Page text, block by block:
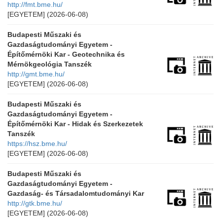
http://fmt.bme.hu/
[EGYETEM] (2026-06-08)
Budapesti Műszaki és
Gazdaságtudományi Egyetem -
Építőmérnöki Kar - Geotechnika és
Mérnökgeológia Tanszék
http://gmt.bme.hu/
[EGYETEM] (2026-06-08)
Budapesti Műszaki és
Gazdaságtudományi Egyetem -
Építőmérnöki Kar - Hidak és Szerkezetek
Tanszék
https://hsz.bme.hu/
[EGYETEM] (2026-06-08)
Budapesti Műszaki és
Gazdaságtudományi Egyetem -
Gazdaság- és Társadalomtudományi Kar
http://gtk.bme.hu/
[EGYETEM] (2026-06-08)